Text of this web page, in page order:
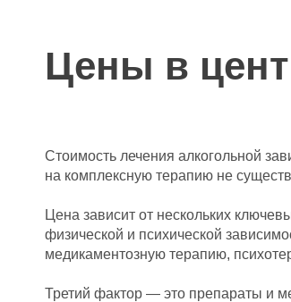
Цены в
Стоимость лечения алкогольной
на комплексную терапию не
Цена зависит от нескольких
физической и психической
медикаментозную терапию,
Третий фактор — это препараты и